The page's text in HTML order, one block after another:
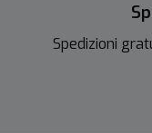
Spedizioni